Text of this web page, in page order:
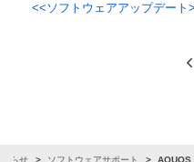
<<ソフトウェアアップデート
らせ ソフトウェアサポート AQUOS